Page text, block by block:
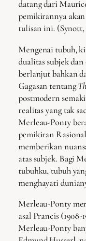
datang dari
pemikirannya
tulisan ini. (Synott,
Mengenai tubuh,
dualitas subjek
berlanjut bahkan
Gagasan tentang
postmodern
realitas yang tak
Merleau-Ponty
pemikiran
memberikan
atas subjek. Bagi
tubuhku, tubuh
menghayati
Merleau-Ponty
asal Prancis
Merleau-Ponty